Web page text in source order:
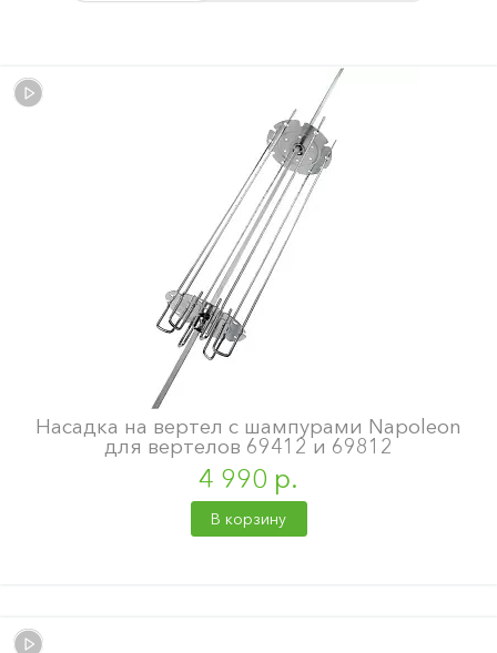
Насадка на вертел с шампурами Napoleon
для вертелов 69412 и 69812
4 990 р.
В корзину